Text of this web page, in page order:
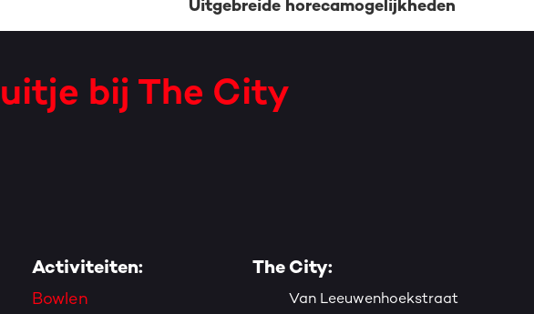
Uitgebreide horecamogelijkheden
bij The City
Activiteiten:
Bowlen
The City:
Van Leeuwenhoekstraat